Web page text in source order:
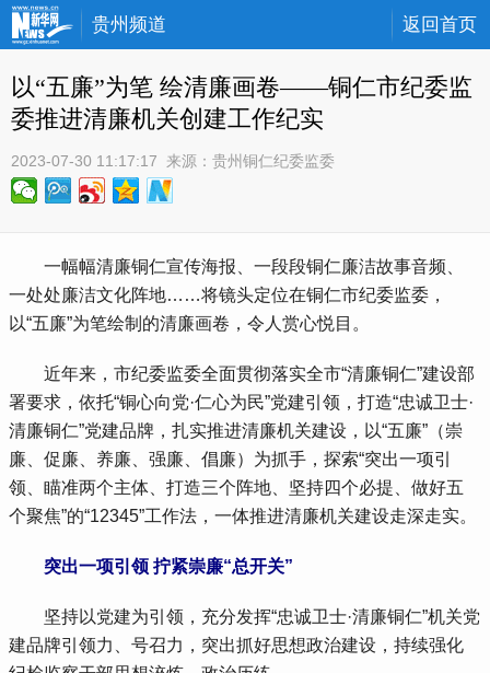
贵州频道 返回首页
以“五廉”为笔 绘清廉画卷——铜仁市纪委监
委推进清廉机关创建工作纪实
2023-07-30 11:17:17 来源： 贵州铜仁纪委监委
一幅幅清廉铜仁宣传海报、一段段铜仁廉洁故事音频、
一处处廉洁文化阵地……将镜头定位在铜仁市纪委监委，
以“五廉”为笔绘制的清廉画卷，令人赏心悦目。
近年来，市纪委监委全面贯彻落实全市“清廉铜仁”建设部
署要求，依托“铜心向党·仁心为民”党建引领，打造“忠诚卫士·
清廉铜仁”党建品牌，扎实推进清廉机关建设，以“五廉”（崇
廉、促廉、养廉、强廉、倡廉）为抓手，探索“突出一项引
领、瞄准两个主体、打造三个阵地、坚持四个必提、做好五
个聚焦”的“12345”工作法，一体推进清廉机关建设走深走实。
突出一项引领 拧紧崇廉“总开关”
坚持以党建为引领，充分发挥“忠诚卫士·清廉铜仁”机关党
建品牌引领力、号召力，突出抓好思想政治建设，持续强化